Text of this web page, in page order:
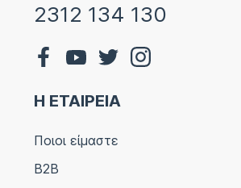
2312 134 130
Η ΕΤΑΙΡΕΙΑ
Ποιοι είμαστε
B2B